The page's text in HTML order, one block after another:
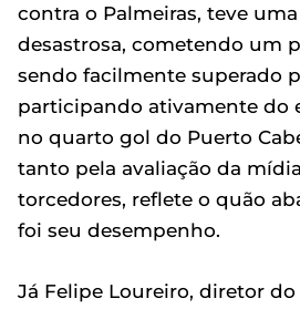
contra o Palmeiras, teve
desastrosa, cometendo um
sendo facilmente superado
participando ativamente do
no quarto gol do Puerto
tanto pela avaliação da
torcedores, reflete o quão
foi seu desempenho.
Já Felipe Loureiro, diretor do